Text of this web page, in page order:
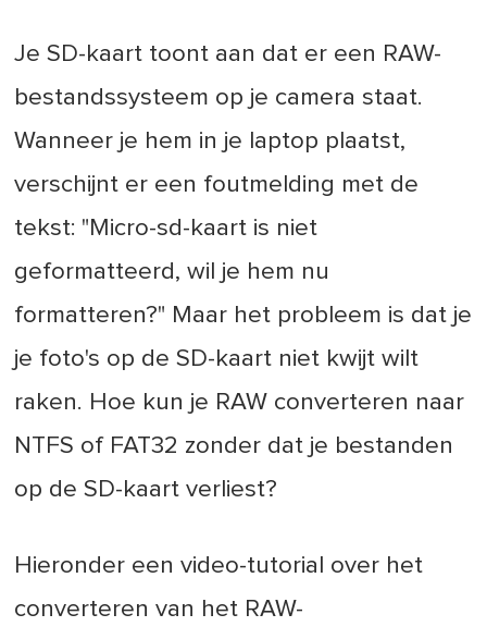
Je SD-kaart toont aan dat er een RAW-
bestandssysteem op je camera staat.
Wanneer je hem in je laptop plaatst,
verschijnt er een foutmelding met de
tekst: "Micro-sd-kaart is niet
geformatteerd, wil je hem nu
formatteren?" Maar het probleem is dat je
je foto's op de SD-kaart niet kwijt wilt
raken. Hoe kun je RAW converteren naar
NTFS of FAT32 zonder dat je bestanden
op de SD-kaart verliest?
Hieronder een video-tutorial over het
converteren van het RAW-